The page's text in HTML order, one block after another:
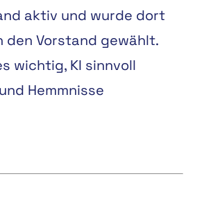
aktiv und wurde dort
den Vorstand gewählt.
wichtig, KI sinnvoll
Hemmnisse